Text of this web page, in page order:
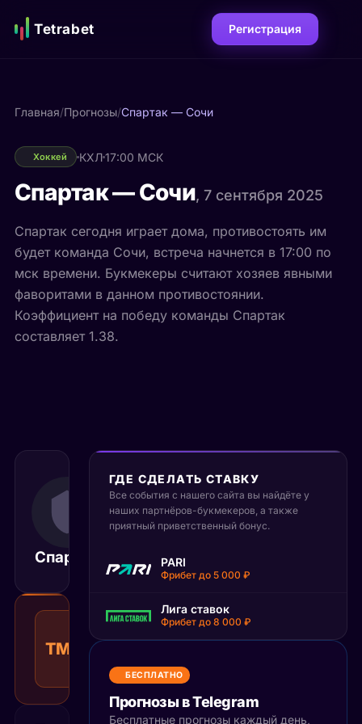
Tetrabet Регистрация
Главная/Прогнозы/Спартак — Сочи
Хоккей КХЛ17:00 МСК
Спартак — Сочи, 7 сентября 2025
Спартак сегодня играет дома, противостоять им
будет команда Сочи, встреча начнется в 17:00 по
мск времени. Букмекеры считают хозяев явными
фаворитами в данном противостоянии.
Коэффициент на победу команды Спартак
составляет 1.38.
Спартак
7 сентября 2025
17:00
МСК
ТМ(7)
Тотал
Рекомендуемая
ставка
ГДЕ СДЕЛАТЬ СТАВКУ
Все события с нашего сайта вы найдёте у
наших партнёров-букмекеров, а также
приятный приветственный бонус.
PARI
Фрибет до 5 000 ₽
Лига ставок
Фрибет до 8 000 ₽
БЕСПЛАТНО
Прогнозы в Telegram
Бесплатные прогнозы каждый день,